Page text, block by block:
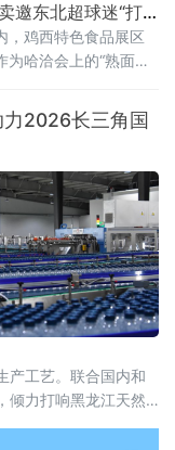
邀东北超球迷“打
，鸡西特色食品展区
为哈洽会上的“熟面
锈钢盆前，创始人金
沉浸式翻拌红油辣
道辣菜”人气爆棚，球
之上，一袋袋包装精
菜、风味糖蒜整齐堆
2026长三角国
产工艺。联合国内和
倾力打响黑龙江天然